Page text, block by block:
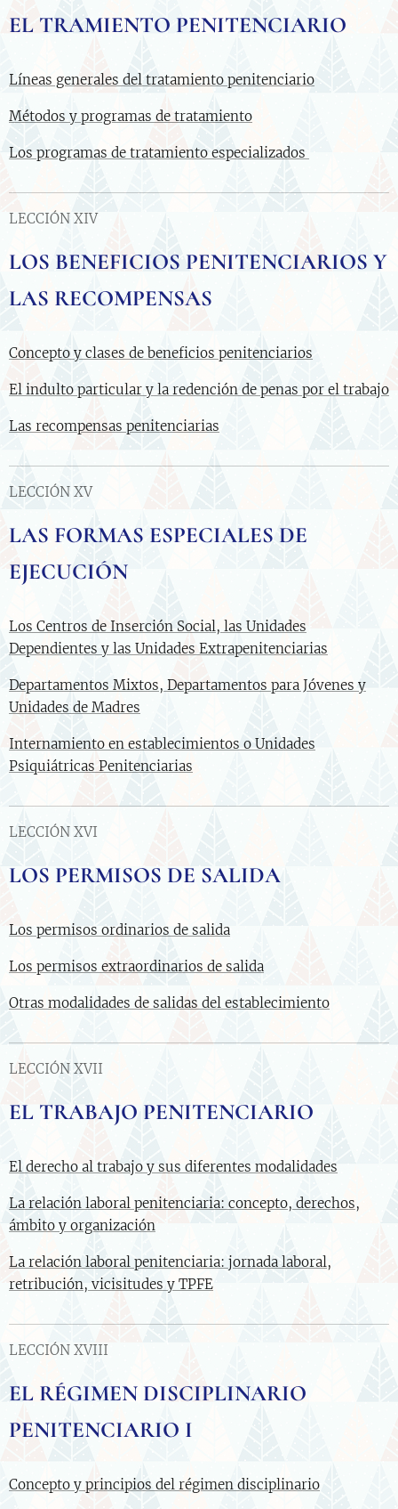
EL TRAMIENTO PENITENCIARIO
Líneas generales del tratamiento penitenciario
Métodos y programas de tratamiento
Los programas de tratamiento especializados
LECCIÓN XIV
LOS BENEFICIOS PENITENCIARIOS Y
LAS RECOMPENSAS
Concepto y clases de beneficios penitenciarios
El indulto particular y la redención de penas por el trabajo
Las recompensas penitenciarias
LECCIÓN XV
LAS FORMAS ESPECIALES DE
EJECUCIÓN
Los Centros de Inserción Social, las Unidades
Dependientes y las Unidades Extrapenitenciarias
Departamentos Mixtos, Departamentos para Jóvenes y
Unidades de Madres
Internamiento en establecimientos o Unidades
Psiquiátricas Penitenciarias
LECCIÓN XVI
LOS PERMISOS DE SALIDA
Los permisos ordinarios de salida
Los permisos extraordinarios de salida
Otras modalidades de salidas del establecimiento
LECCIÓN XVII
EL TRABAJO PENITENCIARIO
El derecho al trabajo y sus diferentes modalidades
La relación laboral penitenciaria: concepto, derechos,
ámbito y organización
La relación laboral penitenciaria: jornada laboral,
retribución, vicisitudes y TPFE
LECCIÓN XVIII
EL RÉGIMEN DISCIPLINARIO
PENITENCIARIO I
Concepto y principios del régimen disciplinario